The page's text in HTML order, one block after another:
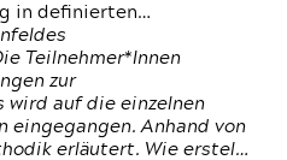
in definierten…
Teilnehmer*Innen
zur
wird auf die einzelnen
eingegangen. Anhand von
erläutert. Wie erstel…